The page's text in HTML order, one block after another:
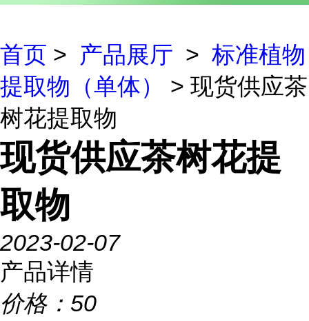
首页 > 产品展厅 > 标准植物
提取物（单体）
> 现货供应茶
树花提取物
现货供应茶树花提
取物
2023-02-07
产品详情
价格： 50